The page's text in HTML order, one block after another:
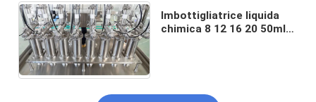
Imbottigliatrice liquida
chimica 8 12 16 20 50ml